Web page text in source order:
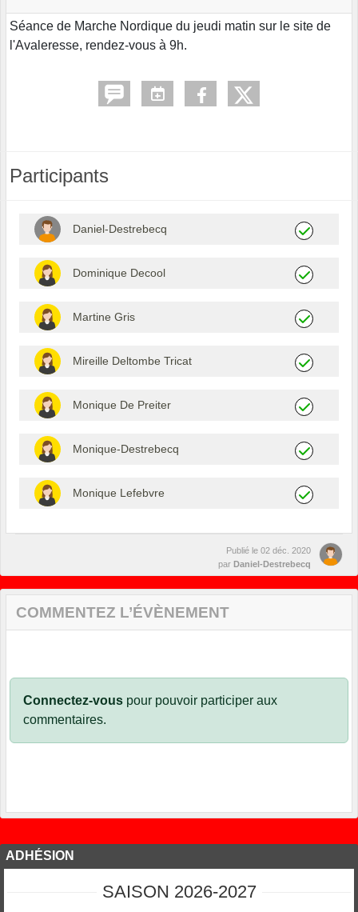
Séance de Marche Nordique du jeudi matin sur le site de
l'Avaleresse, rendez-vous à 9h.
Participants
Daniel-Destrebecq
Dominique Decool
Martine Gris
Mireille Deltombe Tricat
Monique De Preiter
Monique-Destrebecq
Monique Lefebvre
Publié le 02 déc. 2020
par Daniel-Destrebecq
COMMENTEZ L’ÉVÈNEMENT
Connectez-vous pour pouvoir participer aux
commentaires.
ADHÉSION
SAISON 2026-2027